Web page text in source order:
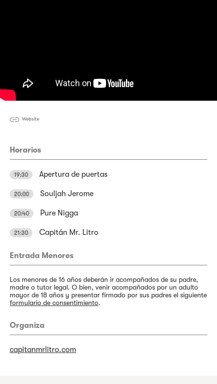
Website
Horarios
19:30 Apertura de puertas
20:00 Souljah Jerome
20:40 Pure Nigga
21:30 Capitán Mr. Litro
Entrada Menores
Los menores de 16 años deberán ir acompañados de su padre,
madre o tutor legal. O bien, venir acompañados por un adulto
mayor de 18 años y presentar firmado por sus padres el siguiente
formulario de consentimiento.
Organiza
capitanmrlitro.com